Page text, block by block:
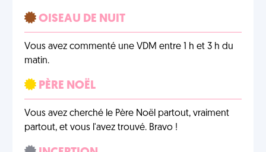
OISEAU DE NUIT
Vous avez commenté une VDM entre 1 h et 3 h du
matin.
PÈRE NOËL
Vous avez cherché le Père Noël partout, vraiment
partout, et vous l'avez trouvé. Bravo !